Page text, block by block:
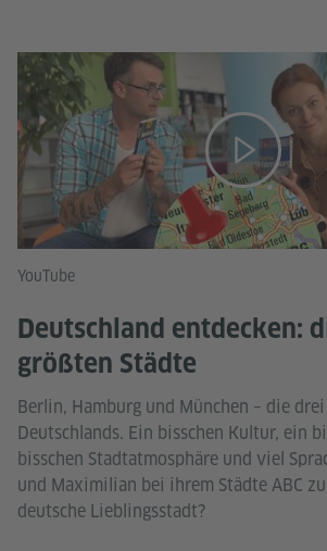
YouTube
Deutschland entdecken:
größten Städte
Berlin, Hamburg und München – die
Deutschlands. Ein bisschen Kultur, ein
bisschen Stadtatmosphäre und viel
und Maximilian bei ihrem Städte ABC
deutsche Lieblingsstadt?